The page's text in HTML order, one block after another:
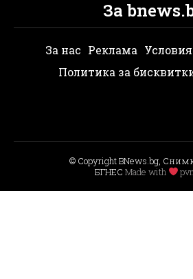
За
За нас Реклама
Политика за
© Copyright BNews.bg,
БГНЕС Мade with